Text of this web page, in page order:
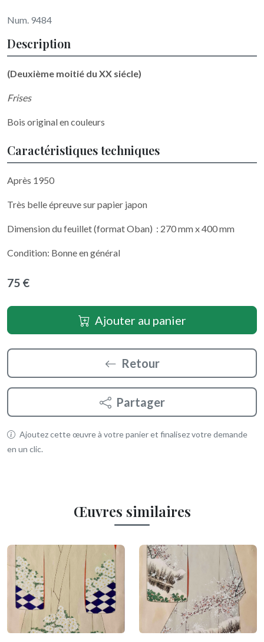
Num. 9484
Description
(Deuxième moitié du XX siécle)
Frises
Bois original en couleurs
Caractéristiques techniques
Après 1950
Très belle épreuve sur papier japon
Dimension du feuillet (format Oban) : 270 mm x 400 mm
Condition: Bonne en général
75 €
Ajouter au panier
Retour
Partager
Ajoutez cette œuvre à votre panier et finalisez votre demande
en un clic.
Œuvres similaires